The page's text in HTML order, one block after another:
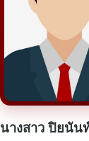
นางสาว ปิยนัน